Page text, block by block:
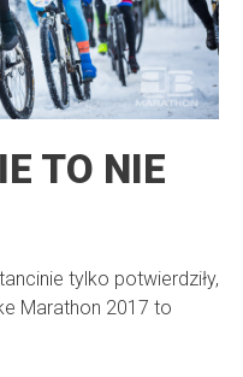
TO NIE
tylko potwierdziły,
Marathon 2017 to